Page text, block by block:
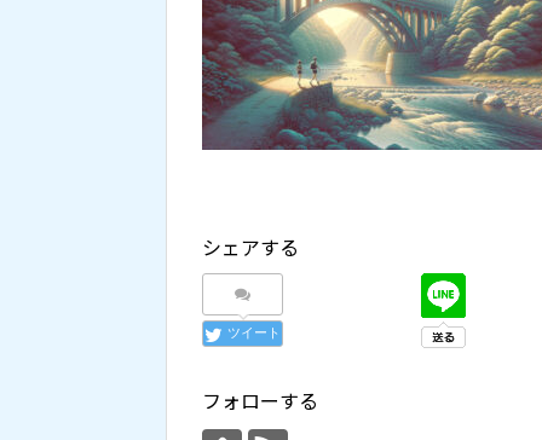
シェアする
ツイート
フォローする